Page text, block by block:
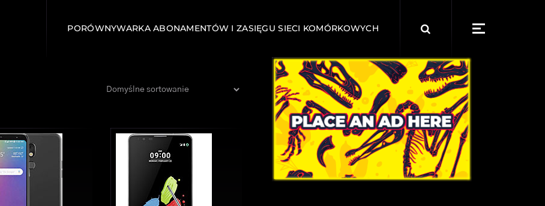
PORÓWNYWARKA ABONAMENTÓW I ZASIĘGU SIECI KOMÓRKOWYCH
for: